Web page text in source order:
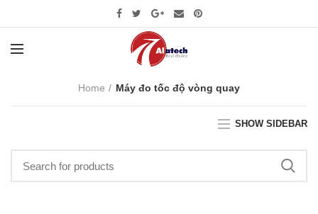
Home Máy đo tốc độ vòng quay
SHOW SIDEBAR